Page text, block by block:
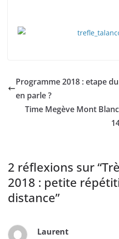
Programme 2018 : etape
en parle ?
Time Megève Mont
2 réflexions sur “
2018 : petite
distance”
Laurent